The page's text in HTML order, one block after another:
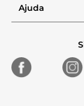
Ajuda